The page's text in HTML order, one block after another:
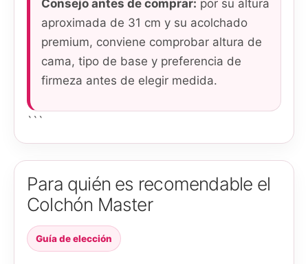
Consejo antes de comprar: por su altura
aproximada de 31 cm y su acolchado
premium, conviene comprobar altura de
cama, tipo de base y preferencia de
firmeza antes de elegir medida.
```
Para quién es recomendable el
Colchón Master
Guía de elección